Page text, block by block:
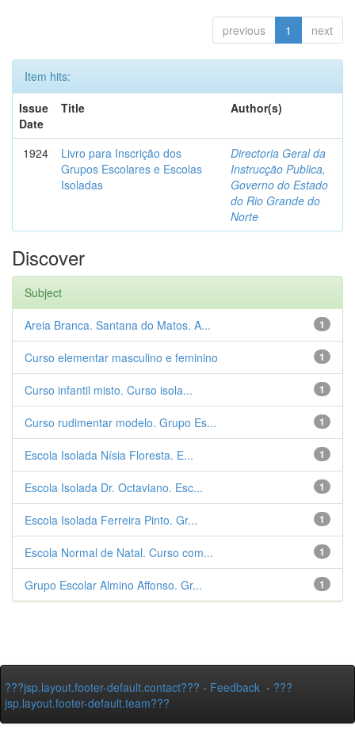
previous 1 next
Item hits:
Issue
Date
Title Author(s)
1924
Livro para Inscrição dos
Grupos Escolares e Escolas
Isoladas
Directoria Geral da
Instrucção Publica,
Governo do Estado
do Rio Grande do
Norte
Discover
Subject
1
Areia Branca. Santana do Matos. A...
1
Curso elementar masculino e feminino
1
Curso infantil misto. Curso isola...
1
Curso rudimentar modelo. Grupo Es...
1
Escola Isolada Nísia Floresta. E...
1
Escola Isolada Dr. Octaviano. Esc...
1
Escola Isolada Ferreira Pinto. Gr...
1
Escola Normal de Natal. Curso com...
1
Grupo Escolar Almino Affonso. Gr...
???jsp.layout.footer-default.contact??? - Feedback - ???
jsp.layout.footer-default.team???